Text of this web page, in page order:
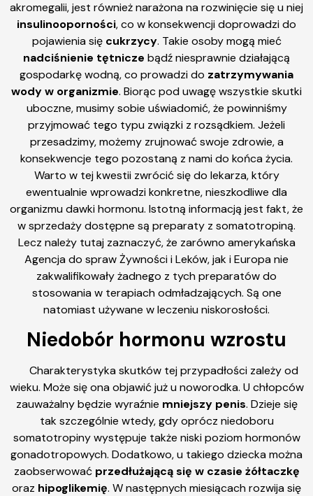
akromegalii, jest również narażona na rozwinięcie się u niej
insulinooporności, co w konsekwencji doprowadzi do
pojawienia się cukrzycy. Takie osoby mogą mieć
nadciśnienie tętnicze bądź niesprawnie działającą
gospodarkę wodną, co prowadzi do zatrzymywania
wody w organizmie. Biorąc pod uwagę wszystkie skutki
uboczne, musimy sobie uświadomić, że powinniśmy
przyjmować tego typu związki z rozsądkiem. Jeżeli
przesadzimy, możemy zrujnować swoje zdrowie, a
konsekwencje tego pozostaną z nami do końca życia.
Warto w tej kwestii zwrócić się do lekarza, który
ewentualnie wprowadzi konkretne, nieszkodliwe dla
organizmu dawki hormonu. Istotną informacją jest fakt, że
w sprzedaży dostępne są preparaty z somatotropiną.
Lecz należy tutaj zaznaczyć, że zarówno amerykańska
Agencja do spraw Żywności i Leków, jak i Europa nie
zakwalifikowały żadnego z tych preparatów do
stosowania w terapiach odmładzających. Są one
natomiast używane w leczeniu niskorosłości.
Niedobór hormonu wzrostu
Charakterystyka skutków tej przypadłości zależy od
wieku. Może się ona objawić już u noworodka. U chłopców
zauważalny będzie wyraźnie mniejszy penis. Dzieje się
tak szczególnie wtedy, gdy oprócz niedoboru
somatotropiny występuje także niski poziom hormonów
gonadotropowych. Dodatkowo, u takiego dziecka można
zaobserwować przedłużającą się w czasie żółtaczkę
oraz hipoglikemię. W następnych miesiącach rozwija się